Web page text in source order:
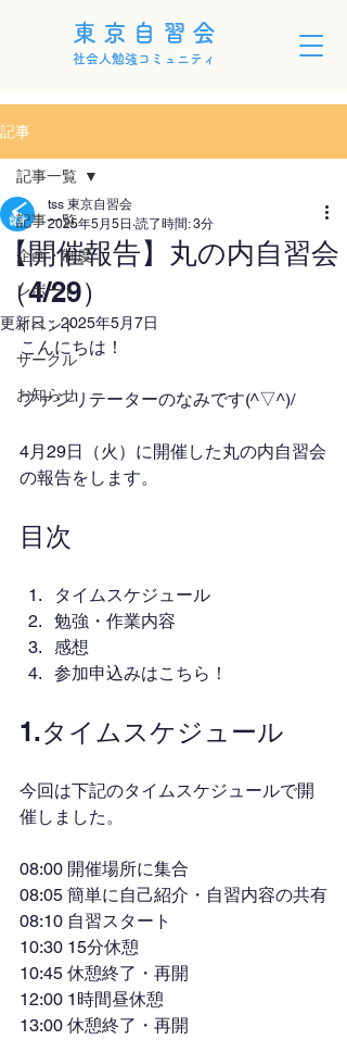
東京自習会
社会人勉強コミュニティ
記事
記事一覧
企画・制度
レポート
イベント
サークル
お知らせ
記事一覧
【開催報告】丸の内自習会
（4/29）
tss 東京自習会
2025年5月5日 読了時間: 3分
更新日：2025年5月7日
こんにちは！
ファシリテーターのなみです(^▽^)/
4月29日（火）に開催した丸の内自習会
の報告をします。
目次
タイムスケジュール
勉強・作業内容
感想
参加申込みはこちら！
1.タイムスケジュール
今回は下記のタイムスケジュールで開
催しました。
08:00 開催場所に集合
08:05 簡単に自己紹介・自習内容の共有
08:10 自習スタート
10:30 15分休憩
10:45 休憩終了・再開
12:00 1時間昼休憩
13:00 休憩終了・再開